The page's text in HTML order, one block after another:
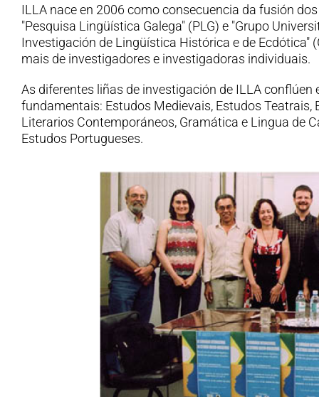
ILLA nace en 2006 como consecuencia da fusión
"Pesquisa Lingüística Galega" (PLG) e "Grupo
Investigación de Lingüística Histórica e de Ecdótica"
mais de investigadores e investigadoras individuais.
As diferentes liñas de investigación de ILLA conflúen
fundamentais: Estudos Medievais, Estudos Teatrais,
Literarios Contemporáneos, Gramática e Lingua de
Estudos Portugueses.